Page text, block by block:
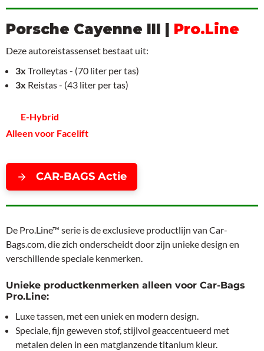
Porsche Cayenne III | Pro.Line
Deze autoreistassenset bestaat uit:
3x Trolleytas - (70 liter per tas)
3x Reistas - (43 liter per tas)
E-Hybrid
Alleen voor Facelift
CAR-BAGS Actie
De Pro.Line™ serie is de exclusieve productlijn van Car-
Bags.com, die zich onderscheidt door zijn unieke design en
verschillende speciale kenmerken.
Unieke productkenmerken alleen voor Car-Bags
Pro.Line:
Luxe tassen, met een uniek en modern design.
Speciale, fijn geweven stof, stijlvol geaccentueerd met
metalen delen in een matglanzende titanium kleur.